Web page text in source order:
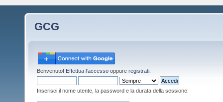
GCG
Benvenuto! Effettua l'accesso oppure registrati
Inserisci il nome utente, la password e la durata della sessione.